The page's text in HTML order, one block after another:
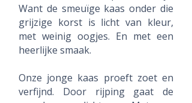
Want de smeuïge kaas onder die
grijzige korst is licht van kleur,
met weinig oogjes. En met een
heerlijke smaak.
Onze jonge kaas proeft zoet en
verfijnd. Door rijping gaat de